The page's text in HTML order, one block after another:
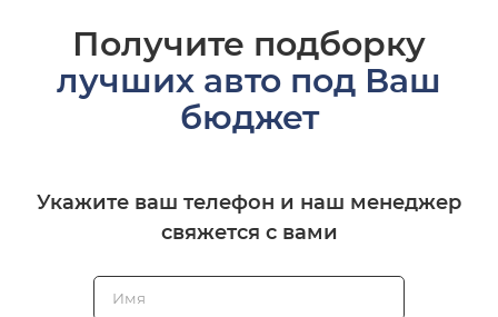
Получите подборку
лучших авто под Ваш
бюджет
Укажите ваш телефон и наш менеджер
свяжется с вами